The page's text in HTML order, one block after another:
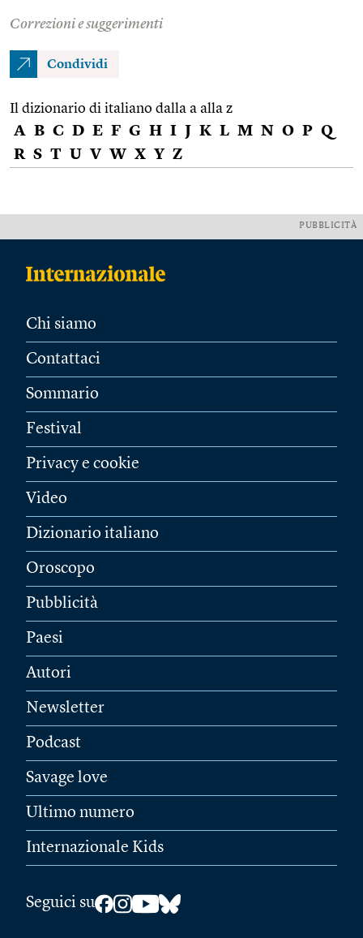
Correzioni e suggerimenti
Condividi
Il dizionario di italiano dalla a alla z
A B C D E F G H I J K L M N O P Q
R S T U V W X Y Z
PUBBLICITÀ
Chi siamo
Contattaci
Sommario
Festival
Privacy e cookie
Video
Dizionario italiano
Oroscopo
Pubblicità
Paesi
Autori
Newsletter
Podcast
Savage love
Ultimo numero
Internazionale Kids
Seguici su